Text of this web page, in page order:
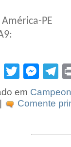
PE
Facebook
Twitter
em
Comente